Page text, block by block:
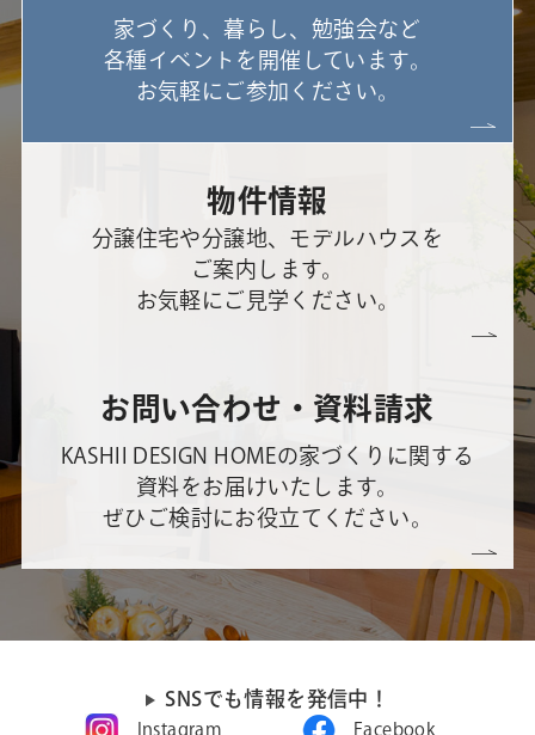
家づくり、暮らし、勉強会など
各種イベントを開催しています。
お気軽にご参加ください。
物件情報
分譲住宅や分譲地、モデルハウスを
ご案内します。
お気軽にご見学ください。
お問い合わせ・資料請求
KASHII DESIGN HOMEの家づくりに関する
資料をお届けいたします。
ぜひご検討にお役立てください。
SNSでも情報を発信中！
Instagram
Facebook